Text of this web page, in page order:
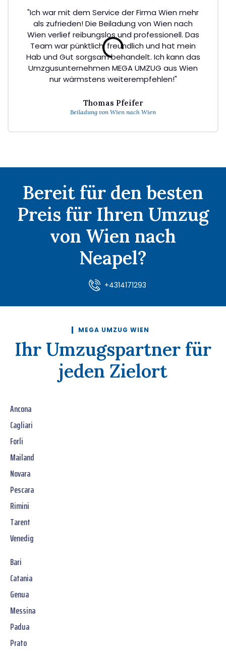
"Ich war mit dem Service der Firma Wien mehr
als zufrieden! Die Beiladung von Wien nach
Wien verlief reibungslos und professionell. Das
Team war pünktlich, freundlich und hat mein
Hab und Gut sorgsam behandelt. Ich kann das
Umzgusunternehmen MEGA UMZUG aus Wien
nur wärmstens weiterempfehlen!"
Thomas Pfeifer
Beiladung von Wien nach Wien
Bereit für den besten
Preis für Ihren Umzug
von Wien nach
Neapel?
+4314171293
MEGA UMZUG WIEN
Ihr Umzugspartner für
jeden Zielort
Ancona
Cagliari
Forli
Mailand
Novara
Pescara
Rimini
Tarent
Venedig
Bari
Catania
Genua
Messina
Padua
Prato